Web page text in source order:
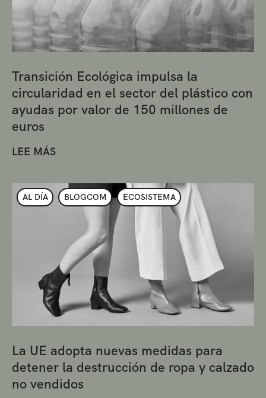
Transición Ecológica impulsa la
circularidad en el sector del plástico con
ayudas por valor de 150 millones de
euros
LEE MÁS
AL DÍA BLOGCOM ECOSISTEMA
La UE adopta nuevas medidas para
detener la destrucción de ropa y calzado
no vendidos